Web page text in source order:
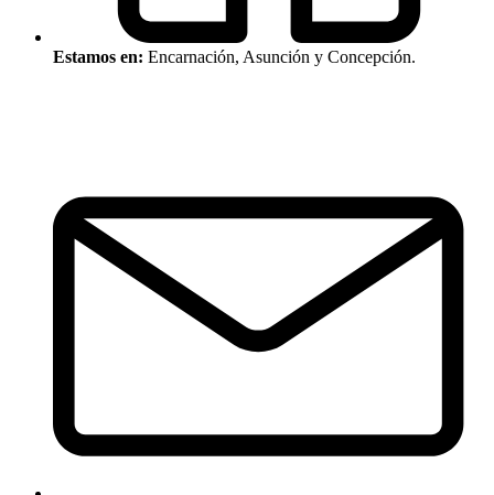
Estamos en: Encarnación, Asunción y Concepción.